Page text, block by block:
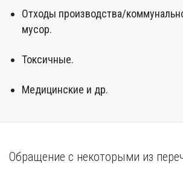
Отходы производства/
мусор.
Токсичные.
Медицинские и др.
Обращение с некоторыми из